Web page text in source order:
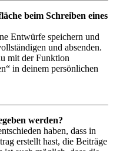
beim Schreiben eines
Entwürfe speichern und
und absenden.
mit der Funktion
in deinem persönlichen
werden?
haben, dass in
erstellt hast, die Beiträge